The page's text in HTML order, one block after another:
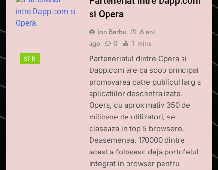
STIRI
si Opera
Ion Barbu
6 ani
ago
0 1 mins
Parteneriatul dintre Opera si
Dapp.com are ca scop principal
promovarea catre publicul larg a
aplicatiilor descentralizate.
Opera, cu aproximativ 350 de
milioane de utilizatori, se
claseaza in top 5 browsere.
Deasemenea, 170000 dintre
acestia folosesc deja portofelul
integrat in browser pentru